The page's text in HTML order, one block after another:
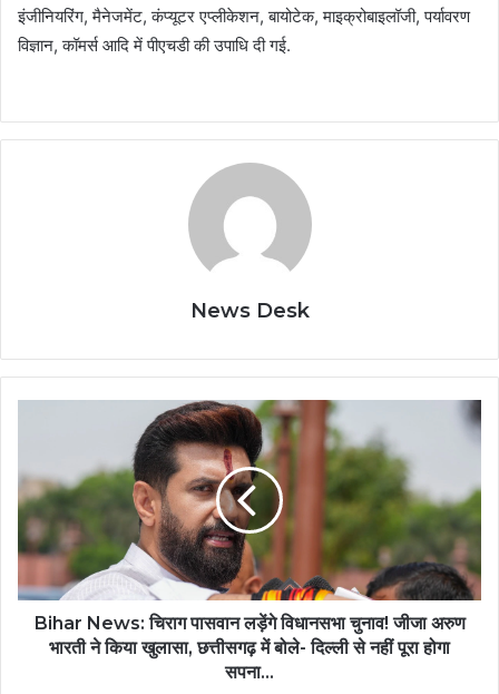
इंजीनियरिंग, मैनेजमेंट, कंप्यूटर एप्लीकेशन, बायोटेक, माइक्रोबाइलॉजी, पर्यावरण
विज्ञान, कॉमर्स आदि में पीएचडी की उपाधि दी गई.
News Desk
Bihar News: चिराग पासवान लड़ेंगे विधानसभा चुनाव! जीजा अरुण
भारती ने किया खुलासा, छत्तीसगढ़ में बोले- दिल्ली से नहीं पूरा होगा
सपना…